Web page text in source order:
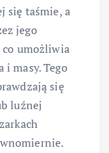
się taśmie, a
jego
co umożliwia
i masy. Tego
się
luźnej